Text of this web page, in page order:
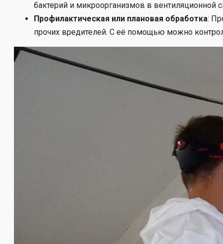
бактерий и микроорганизмов в вентиляционной
Профилактическая или плановая обработка:
прочих вредителей. С её помощью можно